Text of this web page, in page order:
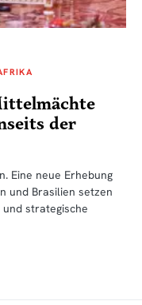
der
Eine neue Erhebung
und Brasilien setzen
und strategische